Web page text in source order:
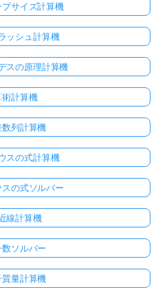
サイズ計算機
ッシュ計算機
スの原理計算機
計算機
列計算機
スの式計算機
の式ソルバー
線計算機
ソルバー
量計算機